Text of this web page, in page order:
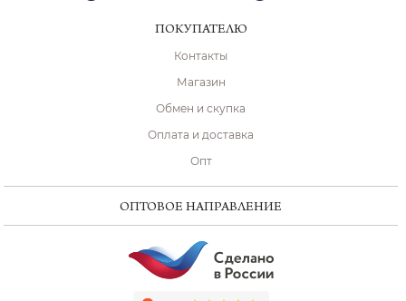
ПОКУПАТЕЛЮ
Контакты
Магазин
Обмен и скупка
Оплата и доставка
Опт
ОПТОВОЕ НАПРАВЛЕНИЕ